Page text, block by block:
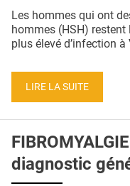
Les hommes qui ont
hommes (HSH)
plus élevé d’infection à
LIRE LA SUITE
diagnostic